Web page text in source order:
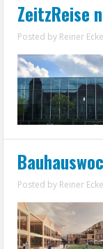
ZeitzReise
Posted by Reiner
Posted by Reiner